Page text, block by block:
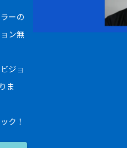
ーの
ン無
ジョ
ま
ク！